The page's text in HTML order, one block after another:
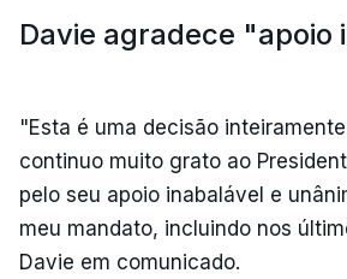
Davie agradece "apoio
"Esta é uma decisão
continuo muito grato ao
pelo seu apoio inabalável e
meu mandato, incluindo nos
Davie em comunicado.